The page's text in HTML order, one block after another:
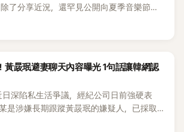
幾乎只有「腋下切開」一種方式，「所以我就
做，那我乾脆把腋下給大家看，證明我根
招待會。當時她穿著比基尼站在一排攝影
各種姿勢，畫面至今仍被網友津津樂道。
接公開腋下畫面自證清白的往事再度被提
滿驚呼聲與笑聲，也再次讓人見識到她面
的直率性格。其實她過去也曾在 SBS 節目
》 中，親自公開那張當年引發話題的「腋下
除了分享近況，還罕見公開向夏季音樂節
笑稱自己至今從未受邀演出，更幽默表示：
黃晸珉避妻聊天內容曝光 1句話讓韓網認
深陷私生活爭議，經紀公司日前強硬表
是涉嫌長期跟蹤黃晸珉的嫌疑人，已採取
某並未因此停止發聲，5日再度透過社群平